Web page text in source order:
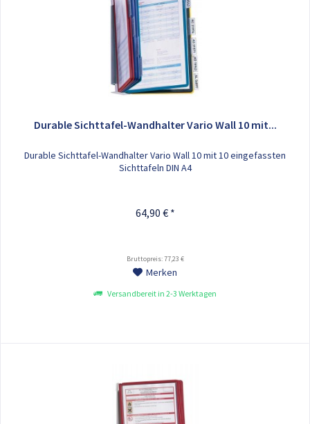
Durable Sichttafel-Wandhalter Vario Wall 10 mit...
Durable Sichttafel-Wandhalter Vario Wall 10 mit 10 eingefassten
Sichttafeln DIN A4
64,90 € *
Bruttopreis: 77,23 €
Merken
Versandbereit in 2-3 Werktagen